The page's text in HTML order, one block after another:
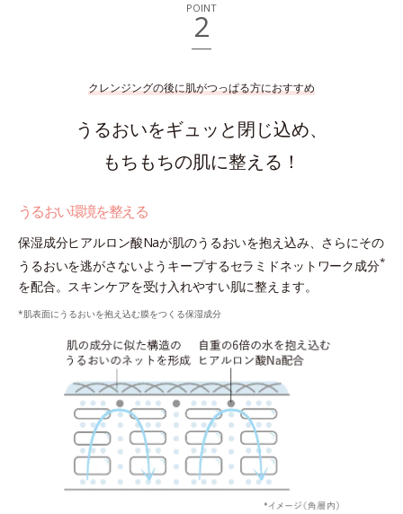
POINT
2
クレンジングの後に肌がつっぱる方におすすめ
うるおいをギュッと閉じ込め、
もちもちの肌に整える！
うるおい環境を整える
保湿成分ヒアルロン酸Naが肌のうるおいを抱え込み、さらにその
うるおいを逃がさないようキープするセラミドネットワーク成分*
を配合。スキンケアを受け入れやすい肌に整えます。
*肌表面にうるおいを抱え込む膜をつくる保湿成分